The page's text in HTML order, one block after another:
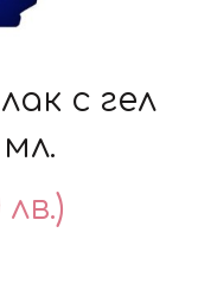
с гел
лв.)